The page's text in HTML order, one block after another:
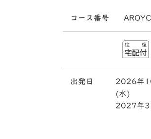
コース番号
出発日
2026年
(水)
2027年3